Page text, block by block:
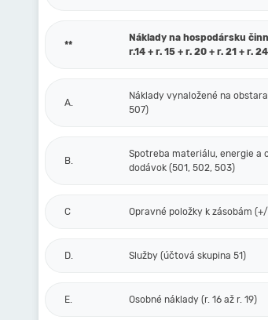
**
Náklady na hospodársku
r.14 + r. 15 + r. 20 + r. 21 + r.
A.
Náklady vynaložené na
507)
B.
Spotreba materiálu, energie a
dodávok (501, 502, 503)
C Opravné položky k zásobám
D. Služby (účtová skupina 51)
E. Osobné náklady (r. 16 až r. 19)